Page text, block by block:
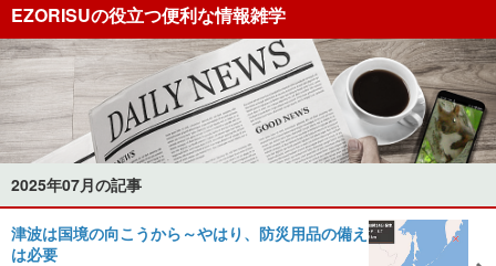
EZORISUの役立つ便利な情報雑学
2025年07月の記事
津波は国境の向こうから～やはり、防災用品の備え
は必要